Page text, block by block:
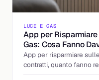
LUCE E GAS
App per
Gas: Cosa Fanno
App per risparmiare
contratti, quanto fanno
prima di caricarci la